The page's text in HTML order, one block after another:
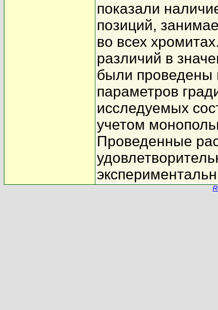
показали
позиций,
во всех
различий в
были проведены
параметров
исследуемых
учетом
Проведенные